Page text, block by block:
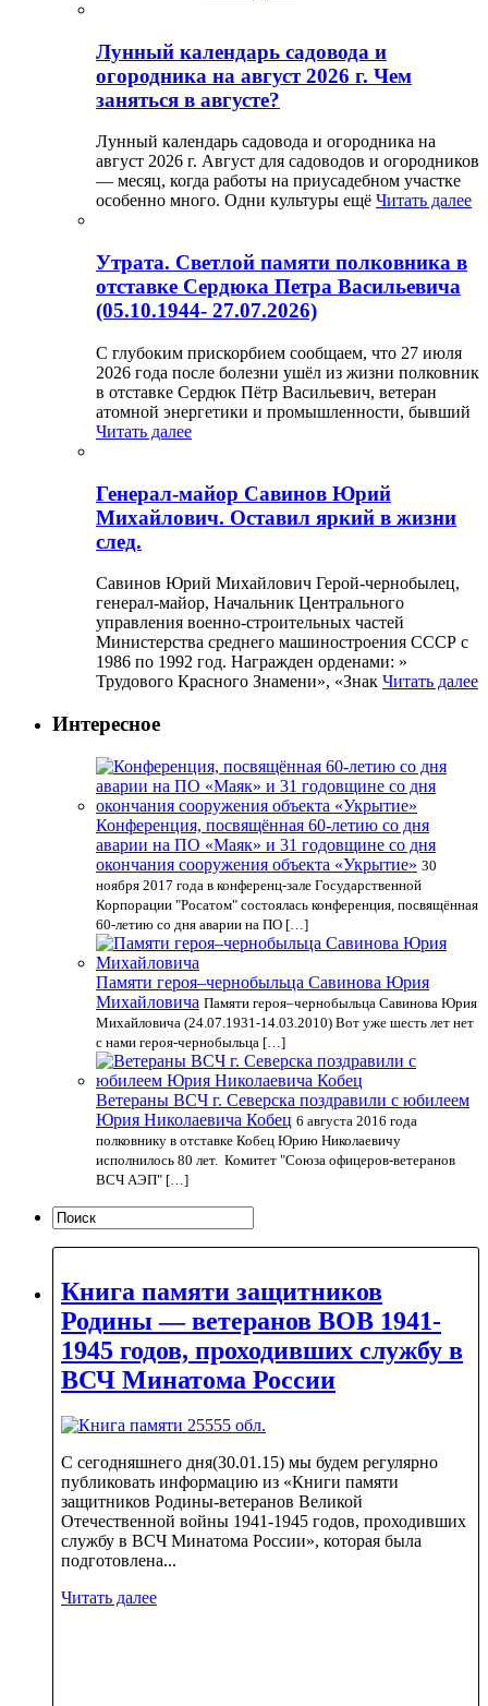
Лунный календарь садовода и
огородника на август 2026 г. Чем
заняться в августе?
Лунный календарь садовода и огородника на
август 2026 г. Август для садоводов и огородников
— месяц, когда работы на приусадебном участке
особенно много. Одни культуры ещё Читать далее
Утрата. Светлой памяти полковника в
отставке Сердюка Петра Васильевича
(05.10.1944- 27.07.2026)
С глубоким прискорбием сообщаем, что 27 июля
2026 года после болезни ушёл из жизни полковник
в отставке Сердюк Пётр Васильевич, ветеран
атомной энергетики и промышленности, бывший
Читать далее
Генерал-майор Савинов Юрий
Михайлович. Оставил яркий в жизни
след.
Савинов Юрий Михайлович Герой-чернобылец,
генерал-майор, Начальник Центрального
управления военно-строительных частей
Министерства среднего машиностроения СССР с
1986 по 1992 год. Награжден орденами: »
Трудового Красного Знамени», «Знак Читать далее
Интересное
Конференция, посвящённая 60-летию со дня
аварии на ПО «Маяк» и 31 годовщине со дня
окончания сооружения объекта «Укрытие» 30
ноября 2017 года в конференц-зале Государственной
Корпорации "Росатом" состоялась конференция, посвящённая
60-летию со дня аварии на ПО […]
Памяти героя–чернобыльца Савинова Юрия
Михайловича Памяти героя–чернобыльца Савинова Юрия
Михайловича (24.07.1931-14.03.2010) Вот уже шесть лет нет
с нами героя-чернобыльца […]
Ветераны ВСЧ г. Северска поздравили с юбилеем
Юрия Николаевича Кобец 6 августа 2016 года
полковнику в отставке Кобец Юрию Николаевичу
исполнилось 80 лет. Комитет "Союза офицеров-ветеранов
ВСЧ АЭП" […]
Книга памяти защитников
Родины — ветеранов ВОВ 1941-
1945 годов, проходивших службу в
ВСЧ Минатома России
С сегодняшнего дня(30.01.15) мы будем регулярно
публиковать информацию из «Книги памяти
защитников Родины-ветеранов Великой
Отечественной войны 1941-1945 годов, проходивших
службу в ВСЧ Минатома России», которая была
подготовлена...
Читать далее